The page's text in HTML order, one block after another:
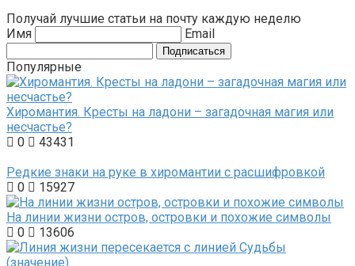
Получай лучшие статьи на почту каждую неделю
Имя
Email
Подписаться
Популярные
Хиромантия. Кресты на ладони – загадочная магия или
несчастье?
0
43431
Редкие знаки на руке в хиромантии с расшифровкой
0
15927
На линии жизни остров, островки и похожие символы
0
13606